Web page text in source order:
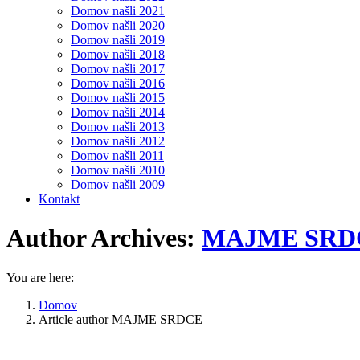
Domov našli 2021
Domov našli 2020
Domov našli 2019
Domov našli 2018
Domov našli 2017
Domov našli 2016
Domov našli 2015
Domov našli 2014
Domov našli 2013
Domov našli 2012
Domov našli 2011
Domov našli 2010
Domov našli 2009
Kontakt
Author Archives: MAJME
You are here:
Domov
Article author MAJME SRDCE